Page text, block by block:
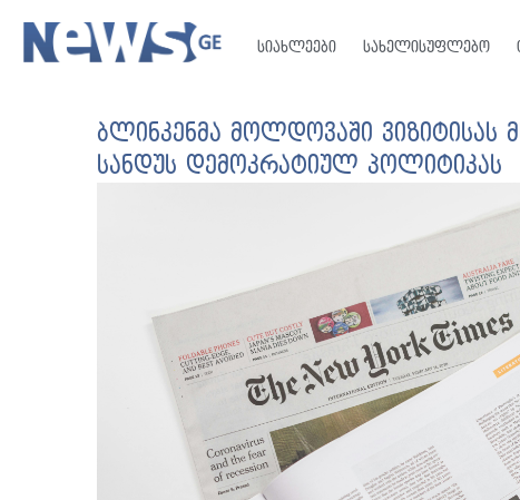
სიახლეები სახელისუფლებო
ბლინკენმა მოლდოვაში ვიზიტისას
სანდუს დემოკრატიულ პოლიტიკას